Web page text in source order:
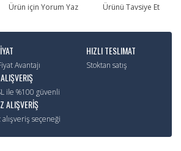
Ürün için Yorum Yaz Ürünü Tavsiye Et
Avantajı
HIZLI TESLIMAT
Stoktan satış
ile %100 güvenli
ALIŞVERİŞ
seçeneği